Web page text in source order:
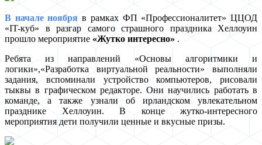
В начале ноябряв рамках ФП «Профессионалитет» ЦЦОД
«IT-куб» в разгар самого страшного праздника Хеллоуин
прошло мероприятие «Жутко интересно» .
Ребята из направлений «Основы алгоритмики и
логики»,«Разработка виртуальной реальности» выполняли
задания, вспоминали устройство компьютеров, рисовали
тыквы в графическом редакторе. Они научились работать в
команде, а также узнали об ирландском увлекательном
празднике Хеллоуин. В конце жутко-интересного
мероприятия дети получили ценные и вкусные призы.